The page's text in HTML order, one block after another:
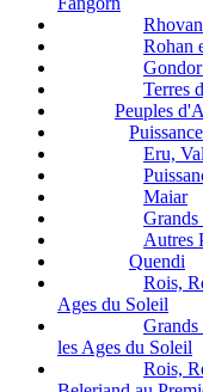
Rohan
Terres
Peuples
Eru,
Maiar
Autres
Quendi
Rois,
Ages du Soleil
Grands
les Ages du Soleil
Rois,